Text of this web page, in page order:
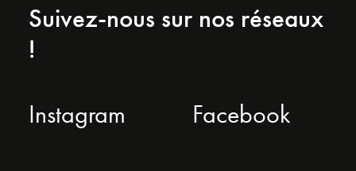
Suivez-nous sur nos réseaux
!
Instagram Facebook